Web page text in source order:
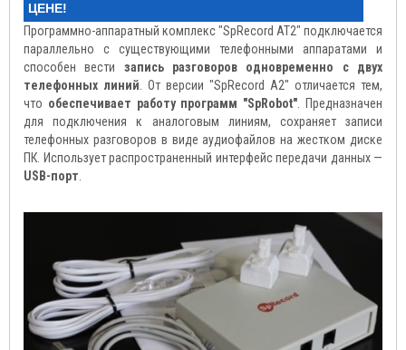
ЦЕНЕ!
Программно-аппаратный комплекс "SpRecord АТ2" подключается
параллельно с существующими телефонными аппаратами и
способен вести запись разговоров одновременно с двух
телефонных линий . От версии "SpRecord А2" отличается тем,
что обеспечивает работу программ "SpRobot" . Предназначен
для подключения к аналоговым линиям, сохраняет записи
телефонных разговоров в виде аудиофайлов на жестком диске
ПК. Использует распространенный интерфейс передачи данных —
USB-порт